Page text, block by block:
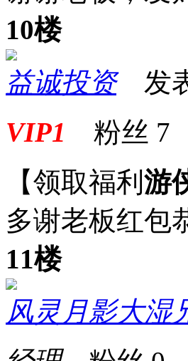
10楼
益诚投资发表
VIP1 粉丝 7
【领取福利 游
多谢老板红包
11楼
风灵月影大湿